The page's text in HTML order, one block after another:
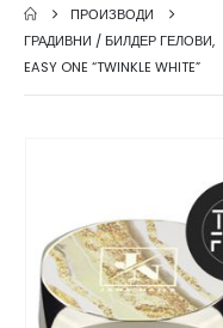
ПРОИЗВОДИ
ГРАДИВНИ / БИЛДЕР ГЕЛОВИ,
EASY ONE “TWINKLE WHITE”